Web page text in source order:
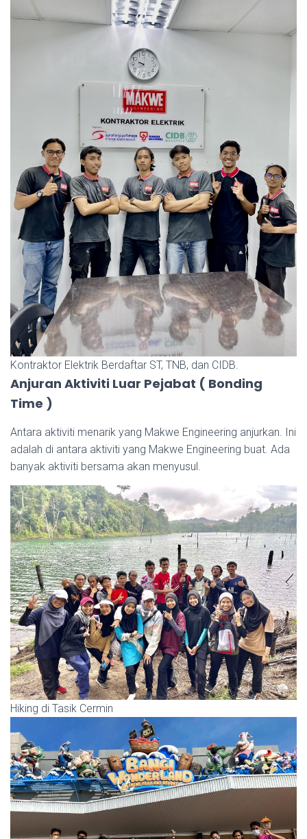
Kontraktor Elektrik Berdaftar ST, TNB, dan CIDB.
Anjuran Aktiviti Luar Pejabat ( Bonding
Time )
Antara aktiviti menarik yang Makwe Engineering anjurkan. Ini
adalah di antara aktiviti yang Makwe Engineering buat. Ada
banyak aktiviti bersama akan menyusul.
Hiking di Tasik Cermin